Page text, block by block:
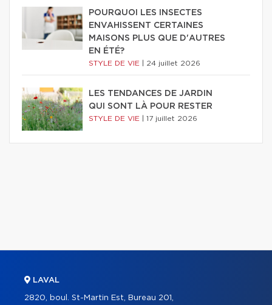
POURQUOI LES INSECTES
ENVAHISSENT CERTAINES
MAISONS PLUS QUE D'AUTRES
EN ÉTÉ?
STYLE DE VIE 24 juillet 2026
LES TENDANCES DE JARDIN
QUI SONT LÀ POUR RESTER
STYLE DE VIE 17 juillet 2026
LAVAL
2820, boul. St-Martin Est, Bureau 201,